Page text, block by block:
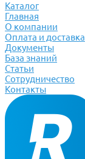
Каталог
Главная
О компании
Оплата и доставка
Документы
База знаний
Статьи
Сотрудничество
Контакты